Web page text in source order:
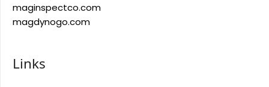
maginspectco.com
magdynogo.com
Links